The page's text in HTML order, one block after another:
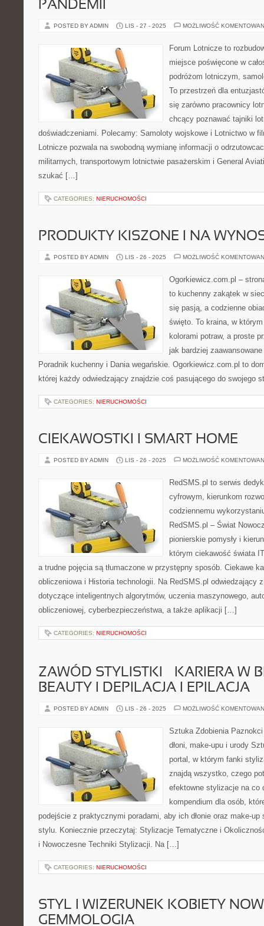
PANDEMII
POSTED BY ADMIN LIS - 27 - 2025 MOŻLIWOŚĆ
Forum Lotnicze to
miejsce poświęcone w
podróżom lotniczym,
To przestrzeń dla
się zarówno pracownicy
chcący poznawać tajniki
doświadczeniami. Polecamy: Samoloty wojskowe i Lotnictwo w
Lotnicze pozwala na swobodną wymianę informacji o
militarnych, transportowym lotnictwie pasażerskim i General
szukać […]
CATEGORIES: NIERUCHOMOŚCI
PRODUKTY KISZONE I NA
POSTED BY ADMIN LIS - 26 - 2025 MOŻLIWOŚĆ
Ogorkiewicz.com.pl –
to kuchenny zakątek w
się pasją, a codzienne
święto. To kraina, w
kolorami potraw, a proste
jak bardziej
Poradnik kuchenny i Dania wegańskie. Ogorkiewicz.com.pl to
której każdy odwiedzający znajdzie coś pasującego do swojego
CATEGORIES: NIERUCHOMOŚCI
CIEKAWOSTKI I SMART HOME
POSTED BY ADMIN LIS - 26 - 2025 MOŻLIWOŚĆ
RedSMS.pl to serwis
cyfrowym, kierunkom
codziennemu
RedSMS.pl – Świat
pionierskie pomysły i
którym ciekawość świata
a trudne pojęcia są tłumaczone w przystępny sposób. Ciekawe
obliczeniowa i Historia technologii. Na RedSMS.pl odwiedzający
dotyczące inteligentnych algorytmów, uczenia maszynowego,
obliczeniowej, cyberbezpieczeństwa, a także aplikacji […]
CATEGORIES: NIERUCHOMOŚCI
ZAWÓD STYLISTKI – KARIERA W
BEAUTY I DEPILACJA I EPILACJA
POSTED BY ADMIN LIS - 26 - 2025 MOŻLIWOŚĆ
Sztuka Zdobienia
dłoni, make-upu i urody
portal, w którym fanki
znajdą wszystko, czego
efektowne stylizacje na co
kompendium dla osób,
podejście z praktycznymi poradami, aby ich dłonie oraz make-up
stylu. Koniecznie przeczytaj: Stylizacje Tematyczne i
i Nowoczesne Techniki Stylizacji. Na […]
CATEGORIES: NIERUCHOMOŚCI
STYL I WIZERUNEK KOBIETY
GEMMOLOGIA